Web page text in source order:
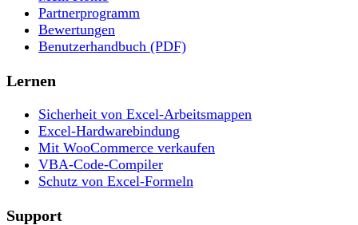
Partnerprogramm
Bewertungen
Benutzerhandbuch (PDF)
Lernen
Sicherheit von Excel-Arbeitsmappen
Excel-Hardwarebindung
Mit WooCommerce verkaufen
VBA-Code-Compiler
Schutz von Excel-Formeln
Support